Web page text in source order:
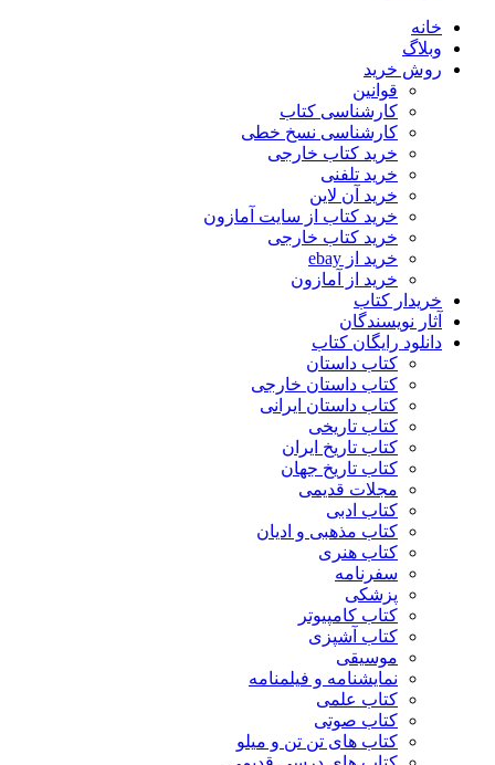
خانه
وبلاگ
روش خرید
قوانین
کارشناسی کتاب
کارشناسی نسخ خطی
خرید کتاب خارجی
خرید تلفنی
خرید آن لاین
خرید کتاب از سایت آمازون
خرید کتاب خارجی
خرید از ebay
خرید از آمازون
خریدار کتاب
آثار نویسندگان
دانلود رایگان کتاب
کتاب داستان
کتاب داستان خارجی
کتاب داستان ایرانی
کتاب تاریخی
کتاب تاریخ ایران
کتاب تاریخ جهان
مجلات قدیمی
کتاب ادبی
کتاب مذهبی و ادیان
کتاب هنری
سفرنامه
پزشکی
کتاب کامپیوتر
کتاب آشپزی
موسیقی
نمایشنامه و فیلمنامه
کتاب علمی
کتاب صوتی
کتاب های تن تن و میلو